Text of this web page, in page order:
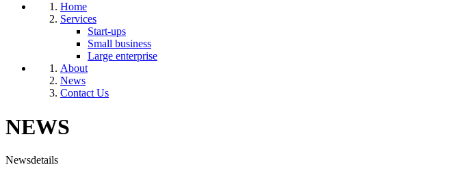
Home
Services
Start-ups
Small business
Large enterprise
About
News
Contact Us
NEWS
Newsdetails